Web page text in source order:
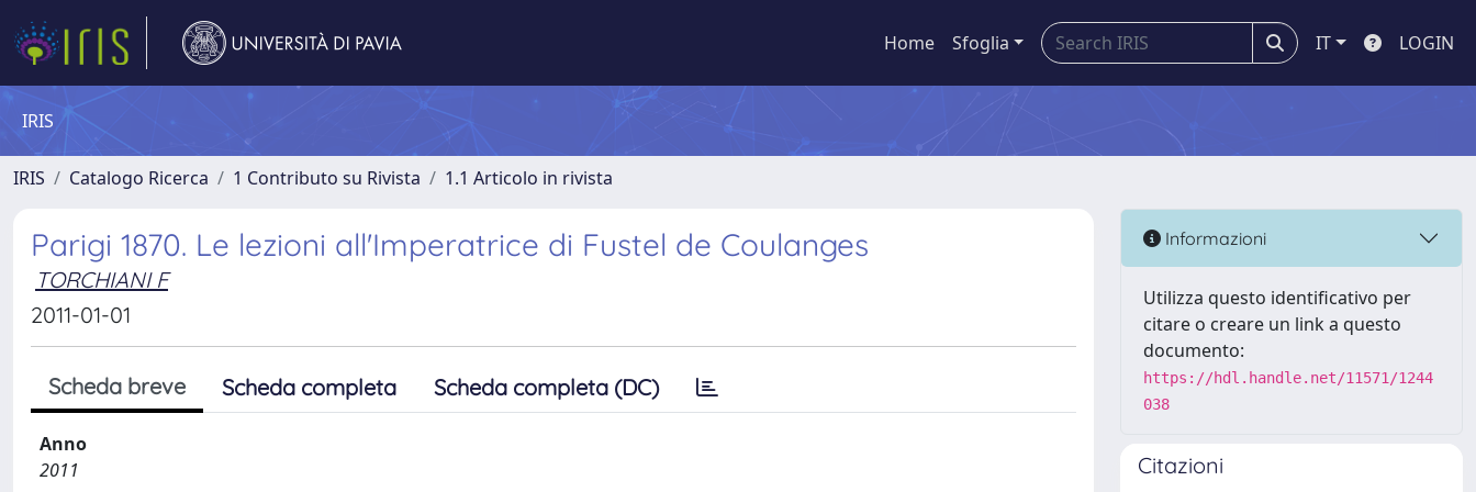
Home Sfoglia IT LOGIN
IRIS
IRIS Catalogo Ricerca 1 Contributo su Rivista 1.1 Articolo in rivista
Parigi 1870. Le lezioni all'Imperatrice di Fustel de Coulanges
TORCHIANI F
2011-01-01
Scheda breve Scheda completa Scheda completa (DC)
Anno
2011
Informazioni
Utilizza questo identificativo per
citare o creare un link a questo
documento:
https://hdl.handle.net/11571/1244
038
Citazioni